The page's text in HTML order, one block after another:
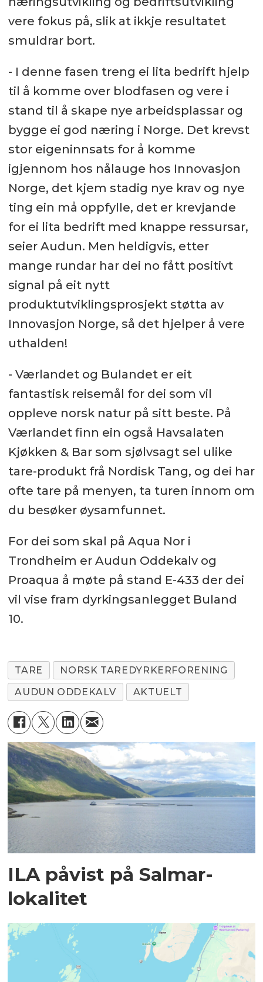
vere fokus på, slik at ikkje resultatet
smuldrar bort.
- I denne fasen treng ei lita bedrift hjelp
til å komme over blodfasen og vere i
stand til å skape nye arbeidsplassar og
bygge ei god næring i Norge. Det krevst
stor eigeninnsats for å komme
igjennom hos nålauge hos Innovasjon
Norge, det kjem stadig nye krav og nye
ting ein må oppfylle, det er krevjande
for ei lita bedrift med knappe ressursar,
seier Audun. Men heldigvis, etter
mange rundar har dei no fått positivt
signal på eit nytt
produktutviklingsprosjekt støtta av
Innovasjon Norge, så det hjelper å vere
uthalden!
- Værlandet og Bulandet er eit
fantastisk reisemål for dei som vil
oppleve norsk natur på sitt beste. På
Værlandet finn ein også Havsalaten
Kjøkken & Bar som sjølvsagt sel ulike
tare-produkt frå Nordisk Tang, og dei har
ofte tare på menyen, ta turen innom om
du besøker øysamfunnet.
For dei som skal på Aqua Nor i
Trondheim er Audun Oddekalv og
Proaqua å møte på stand E-433 der dei
vil vise fram dyrkingsanlegget Buland
10.
TARE
NORSK TAREDYRKERFORENING
AUDUN ODDEKALV
AKTUELT
ILA påvist på Salmar-
lokalitet